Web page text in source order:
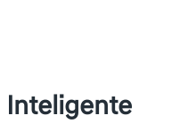
Inteligente